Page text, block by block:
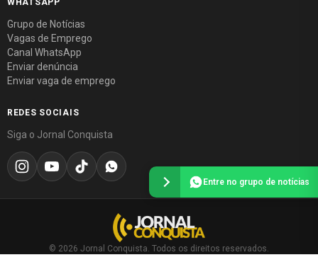
WHATSAPP
Grupo de Notícias
Vagas de Emprego
Canal WhatsApp
Enviar denúncia
Enviar vaga de emprego
REDES SOCIAIS
Siga o Jornal Conquista
© 2026 Jornal Conquista. Todos os direitos reservados.
Entre no grupo de notícias